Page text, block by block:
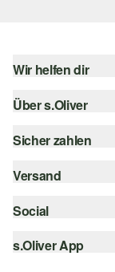
Wir helfen dir
Hilfe & FAQ
Über s.Oliver
Newsletter
Career
Sicher zahlen
Rechnung
Versand
Sendungsverfolgung
Post AT
Social
instagram
s.Oliver App